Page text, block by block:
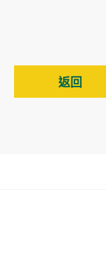
返回